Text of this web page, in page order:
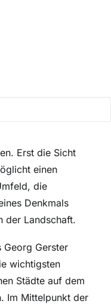
schon in
Erst die Sicht
einen
die
Denkmals
der Landschaft.
Georg Gerster
wichtigsten
Städte auf dem
Im Mittelpunkt der